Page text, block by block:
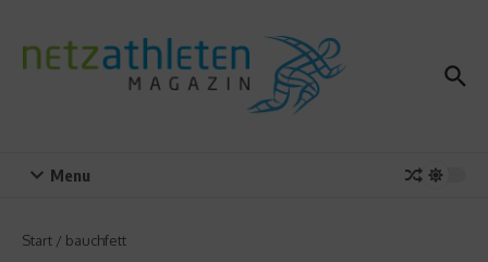
Menu
Start / bauchfett